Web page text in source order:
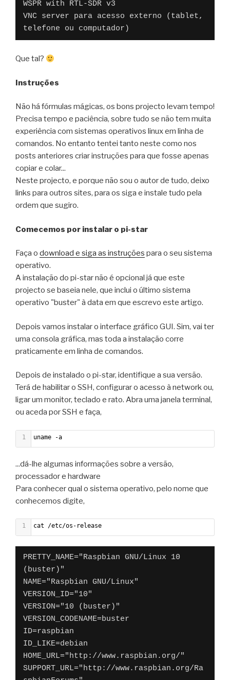
WSPR with RTL-SDR v3
VNC server para acesso externo (tablet,
telefone ou computador)
Que tal?
Instruções
Não há fórmulas mágicas, os bons projecto levam tempo!
Precisa tempo e paciência, sobre tudo se não tem muita
experiência com sistemas operativos linux em linha de
comandos. No entanto tentei tanto neste como nos
posts anteriores criar instruções para que fosse apenas
copiar e colar...
Neste projecto, e porque não sou o autor de tudo, deixo
links para outros sites, para os siga e instale tudo pela
ordem que sugiro.
Comecemos por instalar o pi-star
Faça o download e siga as instruções para o seu sistema
operativo.
A instalação do pi-star não é opcional já que este
projecto se baseia nele, que inclui o último sistema
operativo "buster" à data em que escrevo este artigo.
Depois vamos instalar o interface gráfico GUI. Sim, vai ter
uma consola gráfica, mas toda a instalação corre
praticamente em linha de comandos.
Depois de instalado o pi-star, identifique a sua versão.
Terá de habilitar o SSH, configurar o acesso à network ou,
ligar um monitor, teclado e rato. Abra uma janela terminal,
ou aceda por SSH e faça,
1 uname -a
...dá-lhe algumas informações sobre a versão,
processador e hardware
Para conhecer qual o sistema operativo, pelo nome que
conhecemos digite,
1 cat /etc/os-release
PRETTY_NAME="Raspbian GNU/Linux 10
(buster)"
NAME="Raspbian GNU/Linux"
VERSION_ID="10"
VERSION="10 (buster)"
VERSION_CODENAME=buster
ID=raspbian
ID_LIKE=debian
HOME_URL="http://www.raspbian.org/"
SUPPORT_URL="http://www.raspbian.org/Ra